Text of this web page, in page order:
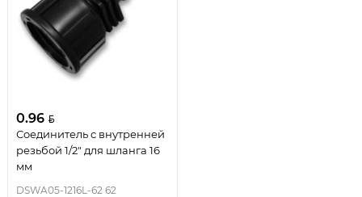
0.96
Соединитель с внутренней
резьбой 1/2" для шланга 16
мм
DSWA05-1216L-62 62